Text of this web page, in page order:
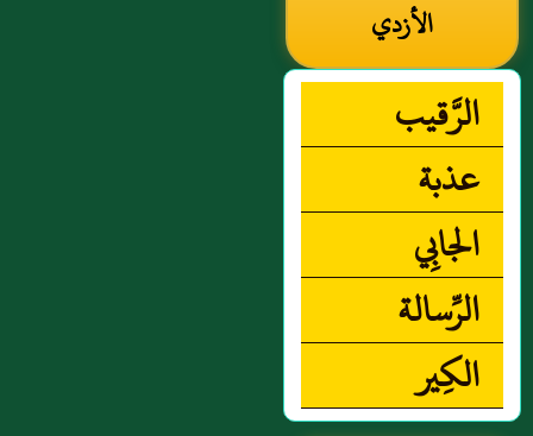
الأزدي
الرَّقيب
عذبة
الجابِي
الرِّسالة
الكِير